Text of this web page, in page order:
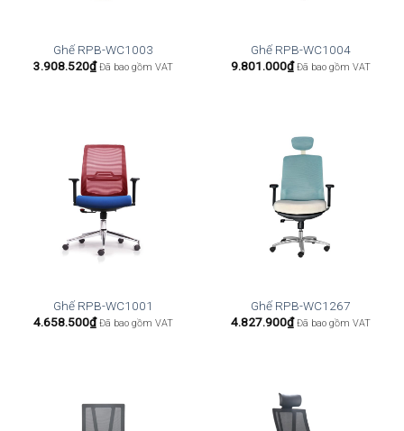
Ghế RPB-WC1003
3.908.520₫ Đã bao gồm VAT
Ghế RPB-WC1004
9.801.000₫ Đã bao gồm VAT
Ghế RPB-WC1001
4.658.500₫ Đã bao gồm VAT
Ghế RPB-WC1267
4.827.900₫ Đã bao gồm VAT